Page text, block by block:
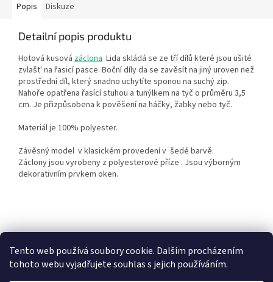
Tento web používá soubory cookie. Dalším procházením
tohoto webu vyjadřujete souhlas s jejich používáním.
Popis Diskuze
Detailní popis produktu
Hotová kusová záclona Lida skládá se ze tří dílů které jsou ušité
zvlašt' na řasicí pasce. Boční díly da se zavěsít na jiný uroven než
prostřední díl, který snadno uchytíte sponou na suchý zip.
Nahoře opatřena řasící stuhou a tunýlkem na tyč o průměru 3,5
cm. Je přizpůsobena k pověšení na háčky, žabky nebo tyč.
Materiál je 100% polyester.
Závěsný model v klasickém provedení v šedé barvě.
Záclony jsou vyrobeny z polyesterové příze . Jsou výborným
dekorativním prvkem oken.
á